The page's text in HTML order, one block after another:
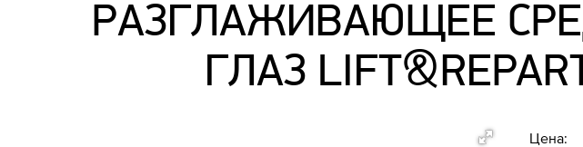
РАЗГЛАЖИВАЮЩЕЕ
ГЛАЗ
Цена: